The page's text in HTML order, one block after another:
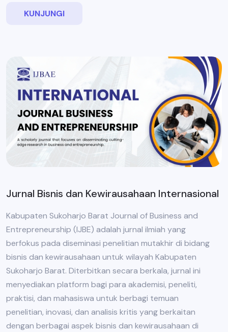
KUNJUNGI
Jurnal Bisnis dan Kewirausahaan Internasional
Kabupaten Sukoharjo Barat Journal of Business and
Entrepreneurship (IJBE) adalah jurnal ilmiah yang
berfokus pada diseminasi penelitian mutakhir di bidang
bisnis dan kewirausahaan untuk wilayah Kabupaten
Sukoharjo Barat. Diterbitkan secara berkala, jurnal ini
menyediakan platform bagi para akademisi, peneliti,
praktisi, dan mahasiswa untuk berbagi temuan
penelitian, inovasi, dan analisis kritis yang berkaitan
dengan berbagai aspek bisnis dan kewirausahaan di